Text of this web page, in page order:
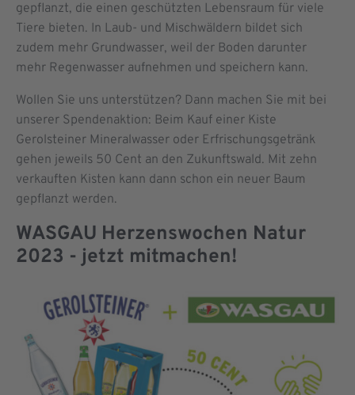
gepflanzt, die einen geschützten Lebensraum für viele
Tiere bieten. In Laub- und Mischwäldern bildet sich
zudem mehr Grundwasser, weil der Boden darunter
mehr Regenwasser aufnehmen und speichern kann.
Wollen Sie uns unterstützen? Dann machen Sie mit bei
unserer Spendenaktion: Beim Kauf einer Kiste
Gerolsteiner Mineralwasser oder Erfrischungsgetränk
gehen jeweils 50 Cent an den Zukunftswald. Mit zehn
verkauften Kisten kann dann schon ein neuer Baum
gepflanzt werden.
WASGAU Herzenswochen Natur
2023 - jetzt mitmachen!